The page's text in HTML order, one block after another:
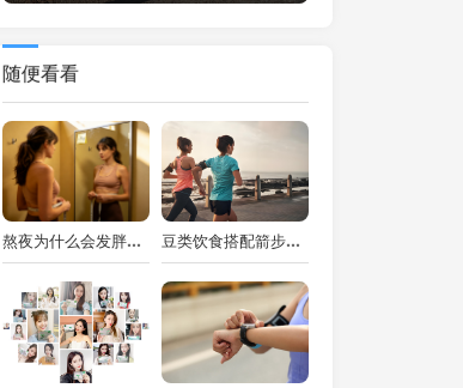
随便看看
熬夜为什么会发胖？改掉睡眠坏习惯，减脂效率翻倍 豆类饮食搭配箭步蹲训练，瘦腿塑形